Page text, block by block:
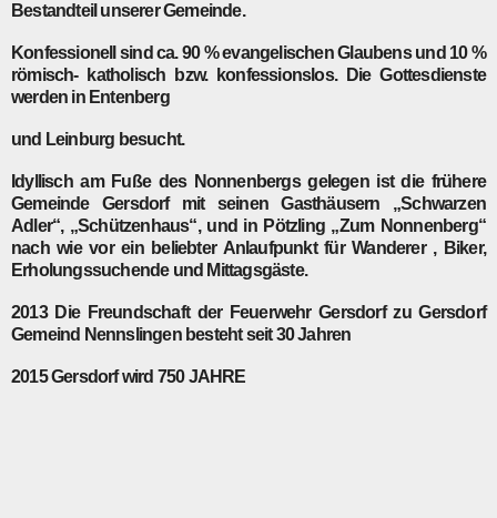
Bestandteil unserer Gemeinde.
Konfessionell sind ca. 90 % evangelischen Glaubens und 10 %
römisch- katholisch bzw. konfessionslos. Die Gottesdienste
werden in Entenberg
und Leinburg besucht.
Idyllisch am Fuße des Nonnenbergs gelegen ist die frühere
Gemeinde Gersdorf mit seinen Gasthäusern „Schwarzen
Adler“, „Schützenhaus“, und in Pötzling „Zum Nonnenberg“
nach wie vor ein beliebter Anlaufpunkt für Wanderer , Biker,
Erholungssuchende und Mittagsgäste.
2013 Die Freundschaft der Feuerwehr Gersdorf zu Gersdorf
Gemeind Nennslingen besteht seit 30 Jahren
2015Gersdorf wird 750 JAHRE